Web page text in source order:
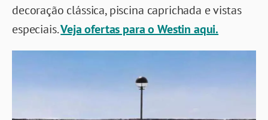
decoração clássica, piscina caprichada e vistas
especiais.Veja ofertas para o Westin aqui.